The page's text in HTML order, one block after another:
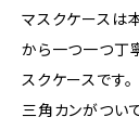
マスクケースは
から一つ一つ丁
スクケースです。
三角カンがつい